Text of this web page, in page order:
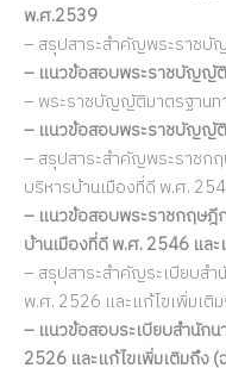
พ.ศ.2539
– สรุปสาระสำคัญพระราช
– แนวข้อสอบพระราชบัญญั
– พระราชบัญญัติมาตรฐานท
– แนวข้อสอบพระราชบัญญั
– สรุปสาระสำคัญพระราชก
บริหารบ้านเมืองที่ดี พ.ศ.
– แนวข้อสอบพระราชกฤษฎี
บ้านเมืองที่ดี พ.ศ. 2546 แล
– สรุปสาระสำคัญระเบียบส
พ.ศ. 2526 และแก้ไขเพิ่มเ
– แนวข้อสอบระเบียบสำนัก
2526 และแก้ไขเพิ่มเติมถึง